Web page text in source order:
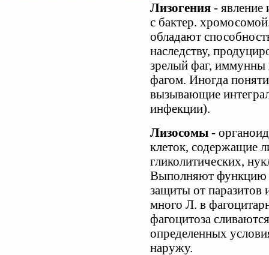
Лизогения - явление
с бактер.
обладают
наследству,
зрелый фаг,
фагом. Иногда
вызывающие
инфекции).
Лизосомы -
клеток, содержащие
гликолитических,
Выполняют функцию
защиты от
много Л. в
фагоцитоза
определенных
наружу.